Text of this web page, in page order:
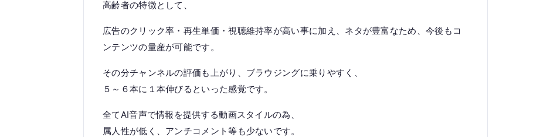
高齢者の特徴として、
広告のクリック率・再生単価・視聴維持率が高い事に加え、ネタが豊富なため、今後もコ
ンテンツの量産が可能です。
その分チャンネルの評価も上がり、ブラウジングに乗りやすく、
５～６本に１本伸びるといった感覚です。
全てAI音声で情報を提供する動画スタイルの為、
属人性が低く、アンチコメント等も少ないです。